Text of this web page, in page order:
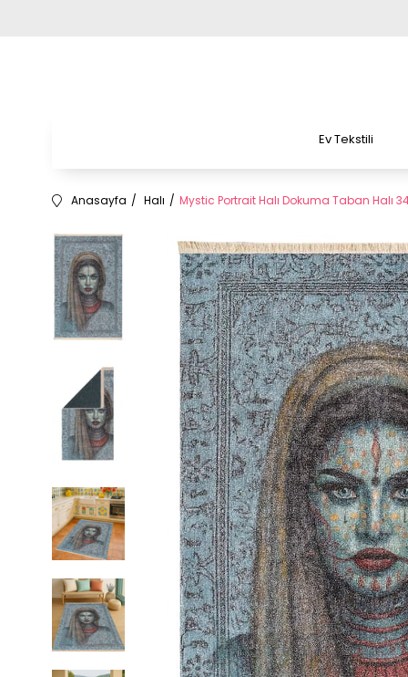
Ev Tekstili
Anasayfa Halı Mystic Portrait Halı Dokuma Taban Halı